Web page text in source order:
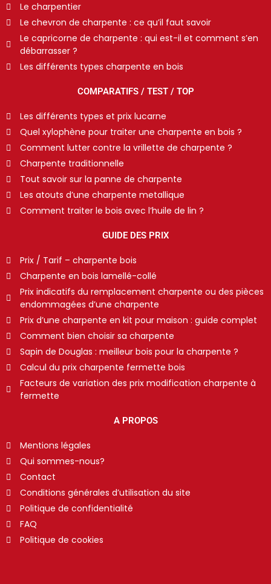
Le charpentier
Le chevron de charpente : ce qu’il faut savoir
Le capricorne de charpente : qui est-il et comment s’en
débarrasser ?
Les différents types charpente en bois
COMPARATIFS / TEST / TOP
Les différents types et prix lucarne
Quel xylophène pour traiter une charpente en bois ?
Comment lutter contre la vrillette de charpente ?
Charpente traditionnelle
Tout savoir sur la panne de charpente
Les atouts d’une charpente metallique
Comment traiter le bois avec l’huile de lin ?
GUIDE DES PRIX
Prix / Tarif – charpente bois
Charpente en bois lamellé-collé
Prix indicatifs du remplacement charpente ou des pièces
endommagées d’une charpente
Prix d’une charpente en kit pour maison : guide complet
Comment bien choisir sa charpente
Sapin de Douglas : meilleur bois pour la charpente ?
Calcul du prix charpente fermette bois
Facteurs de variation des prix modification charpente à
fermette
A PROPOS
Mentions légales
Qui sommes-nous?
Contact
Conditions générales d’utilisation du site
Politique de confidentialité
FAQ
Politique de cookies